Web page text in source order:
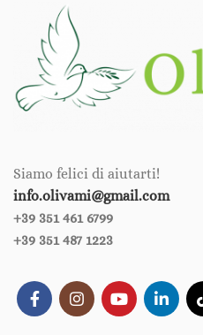
Siamo felici di aiutarti!
info.olivami@gmail.com
+39 351 461 6799‪‪
+39 351 487 1223